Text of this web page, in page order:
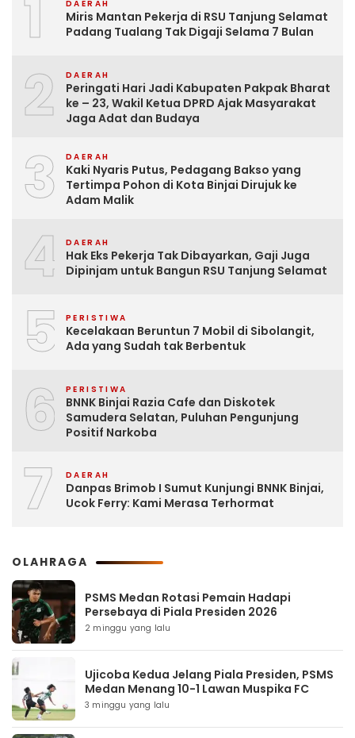
1 DAERAH
Miris Mantan Pekerja di RSU Tanjung Selamat
Padang Tualang Tak Digaji Selama 7 Bulan
2 DAERAH
Peringati Hari Jadi Kabupaten Pakpak Bharat
ke – 23, Wakil Ketua DPRD Ajak Masyarakat
Jaga Adat dan Budaya
3 DAERAH
Kaki Nyaris Putus, Pedagang Bakso yang
Tertimpa Pohon di Kota Binjai Dirujuk ke
Adam Malik
4 DAERAH
Hak Eks Pekerja Tak Dibayarkan, Gaji Juga
Dipinjam untuk Bangun RSU Tanjung Selamat
5 PERISTIWA
Kecelakaan Beruntun 7 Mobil di Sibolangit,
Ada yang Sudah tak Berbentuk
6 PERISTIWA
BNNK Binjai Razia Cafe dan Diskotek
Samudera Selatan, Puluhan Pengunjung
Positif Narkoba
7 DAERAH
Danpas Brimob I Sumut Kunjungi BNNK Binjai,
Ucok Ferry: Kami Merasa Terhormat
OLAHRAGA
PSMS Medan Rotasi Pemain Hadapi
Persebaya di Piala Presiden 2026
2 minggu yang lalu
Ujicoba Kedua Jelang Piala Presiden, PSMS
Medan Menang 10-1 Lawan Muspika FC
3 minggu yang lalu